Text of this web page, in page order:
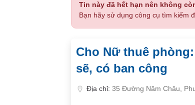
Tin này đã hết hạn nên không
Bạn hãy sử dụng công cụ tìm kiếm
Cho Nữ thuê
sẽ, có ban công
Địa chỉ: 35 Đường Năm Châu,